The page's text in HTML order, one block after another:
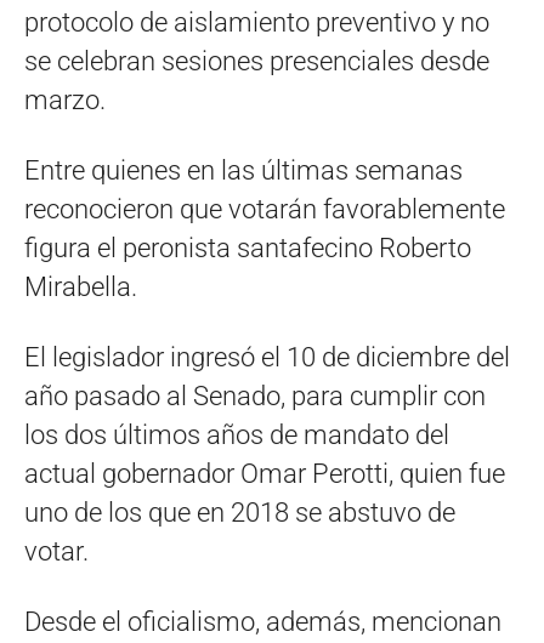
protocolo de aislamiento preventivo y no
se celebran sesiones presenciales desde
marzo.
Entre quienes en las últimas semanas
reconocieron que votarán favorablemente
figura el peronista santafecino Roberto
Mirabella.
El legislador ingresó el 10 de diciembre del
año pasado al Senado, para cumplir con
los dos últimos años de mandato del
actual gobernador Omar Perotti, quien fue
uno de los que en 2018 se abstuvo de
votar.
Desde el oficialismo, además, mencionan